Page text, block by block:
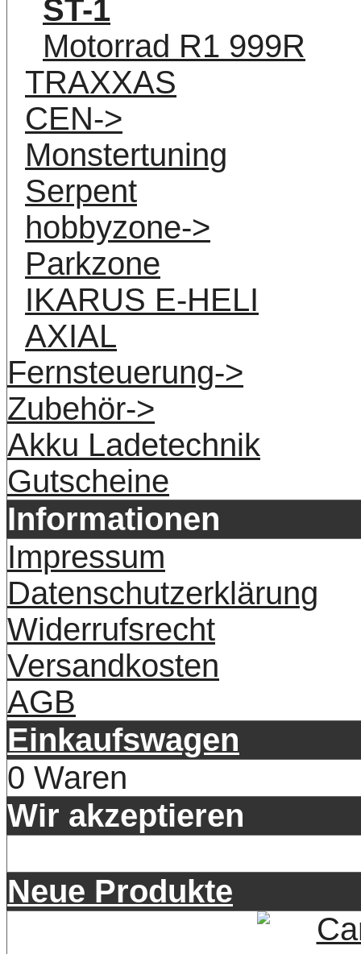
ST-1
Motorrad R1 999R
TRAXXAS
CEN->
Monstertuning
Serpent
hobbyzone->
Parkzone
IKARUS E-HELI
AXIAL
Fernsteuerung->
Zubehör->
Akku Ladetechnik
Gutscheine
Informationen
Impressum
Datenschutzerklärung
Widerrufsrecht
Versandkosten
AGB
Einkaufswagen
0 Waren
Wir akzeptieren
Neue Produkte